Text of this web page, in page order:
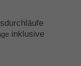
inklusive